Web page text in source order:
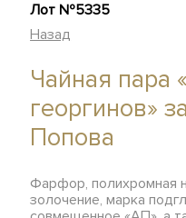
Лот №5335
Назад
Чайная пара
георгинов»
Попова
Фарфор, полихромная
золочение, марка